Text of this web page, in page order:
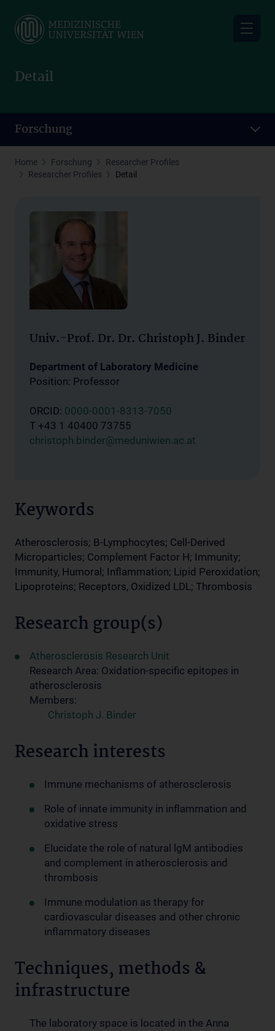
main
Detail
Forschung
Home Forschung
Researcher Profiles
Researcher Profiles
Detail
Univ.-Prof. Dr. Dr. Christoph J. Binder
Department of Laboratory Medicine
Position: Professor
ORCID: 0000-0001-8313-7050
T +43 1 40400 73755
christoph.binder@meduniwien.ac.at
Keywords
Atherosclerosis; B-Lymphocytes; Cell-Derived
Microparticles; Complement Factor H; Immunity;
Immunity, Humoral; Inflammation; Lipid Peroxidation;
Lipoproteins; Receptors, Oxidized LDL; Thrombosis
Research group(s)
Atherosclerosis Research Unit
Research Area: Oxidation-specific epitopes in
atherosclerosis
Members:
Christoph J. Binder
Research interests
Immune mechanisms of atherosclerosis
Role of innate immunity in inflammation and
oxidative stress
Elucidate the role of natural lgM antibodies
and complement in atherosclerosis and
thrombosis
Immune modulation as therapy for
cardiovascular diseases and other chronic
inflammatory diseases
Techniques, methods &
infrastructure
The laboratory space is located in the Anna